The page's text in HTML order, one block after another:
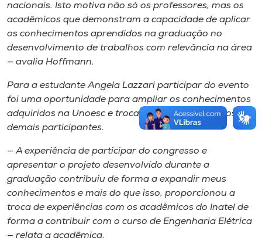
nacionais. Isto motiva não só os professores, mas os
acadêmicos que demonstram a capacidade de aplicar
os conhecimentos aprendidos na graduação no
desenvolvimento de trabalhos com relevância na área
— avalia Hoffmann.
Para a estudante Angela Lazzari participar do evento
foi uma oportunidade para ampliar os conhecimentos
adquiridos na Unoesc e trocar experiências com os
demais participantes.
— A experiência de participar do congresso e
apresentar o projeto desenvolvido durante a
graduação contribuiu de forma a expandir meus
conhecimentos e mais do que isso, proporcionou a
troca de experiências com os acadêmicos do Inatel de
forma a contribuir com o curso de Engenharia Elétrica
— relata a acadêmica.